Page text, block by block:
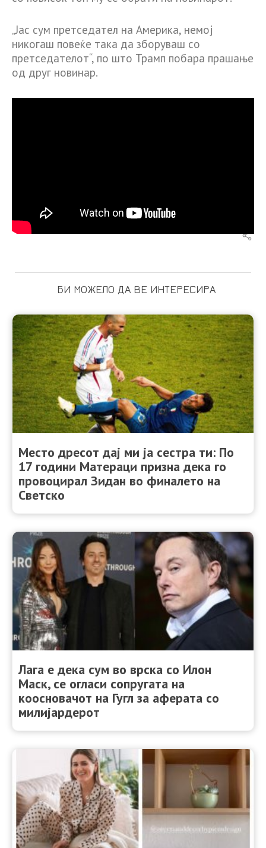
„Јас сум претседател на Америка, немој
никогаш повеќе така да зборуваш со
претседателот“, по што Трамп побара прашање
од друг новинар.
БИ МОЖЕЛО ДА ВЕ ИНТЕРЕСИРА
Место дресот дај ми ја сестра ти: По
17 години Матераци призна дека го
провоцирал Зидан во финалето на
Светско
Лага e дека сум во врска со Илон
Маск, се огласи сопругата на
коосновачот на Гугл за аферата со
милијардерот